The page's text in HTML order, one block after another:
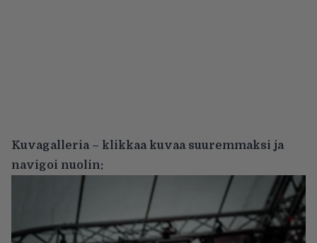
Kuvagalleria – klikkaa kuvaa suuremmaksi ja
navigoi nuolin: